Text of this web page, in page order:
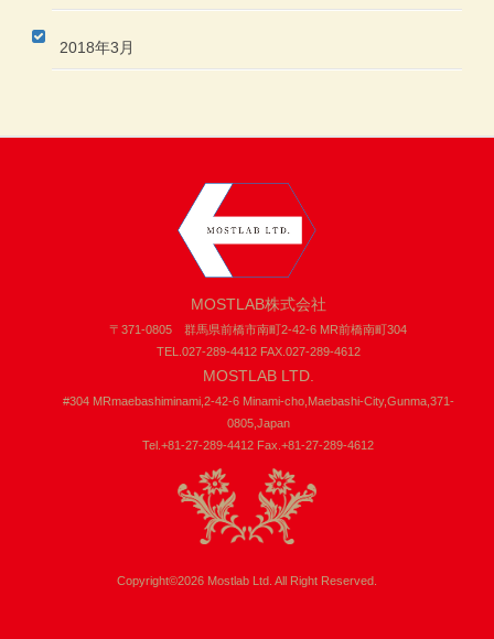
2018年3月
MOSTLAB株式会社
〒371-0805 群馬県前橋市南町2-42-6 MR前橋南町304
TEL.027-289-4412 FAX.027-289-4612
MOSTLAB LTD.
#304 MRmaebashiminami,2-42-6 Minami-cho,Maebashi-City,Gunma,371-
0805,Japan
Tel.+81-27-289-4412 Fax.+81-27-289-4612
Copyright©2026 Mostlab Ltd. All Right Reserved.